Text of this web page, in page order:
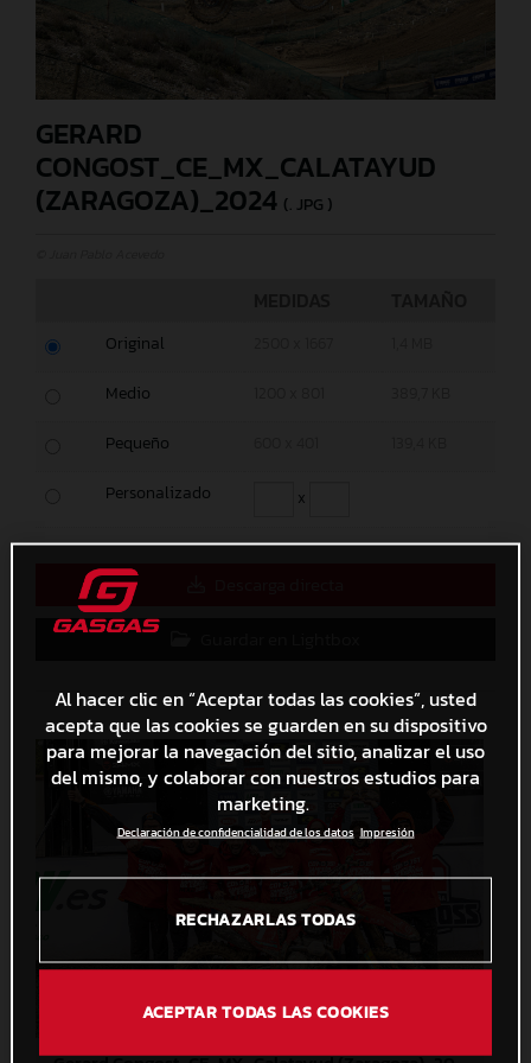
GERARD
CONGOST_CE_MX_CALATAYUD
(ZARAGOZA)_2024 (. JPG )
Original
Medio
Pequeño
Personalizado x
Al hacer clic en “Aceptar todas las cookies”, usted
acepta que las cookies se guarden en su dispositivo
para mejorar la navegación del sitio, analizar el uso
del mismo, y colaborar con nuestros estudios para
marketing.
Declaración de confidencialidad de los datos Impresión
RECHAZARLAS TODAS
ACEPTAR TODAS LAS COOKIES